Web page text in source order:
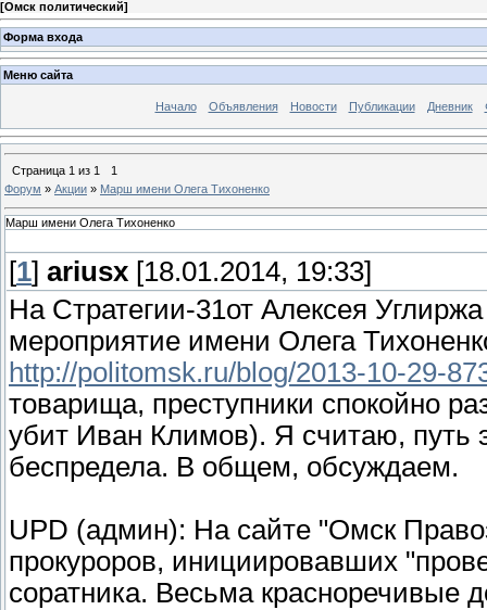
[Омск политический]
Форма входа
Меню сайта
Начало Объявления Новости Публикации Дневник
Страница 1 из 1
1
Форум » Акции » Марш имени Олега Тихоненко
Марш имени Олега Тихоненко
[1] ariusx [18.01.2014, 19:33]
На Стратегии-31от Алексея
мероприятие имени Олега
http://politomsk.ru/blog/2013-10-29-
товарища, преступники спокойно
убит Иван Климов). Я считаю, путь
беспредела. В общем, обсуждаем.
UPD (админ): На сайте "Омск
прокуроров, инициировавших
соратника. Весьма красноречивые